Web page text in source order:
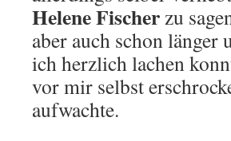
Helene Fischerzu
aber auch schon
ich herzlich lachen
vor mir selbst
aufwachte.